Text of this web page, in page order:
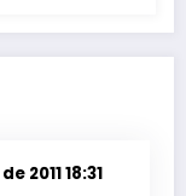
2011 18:31